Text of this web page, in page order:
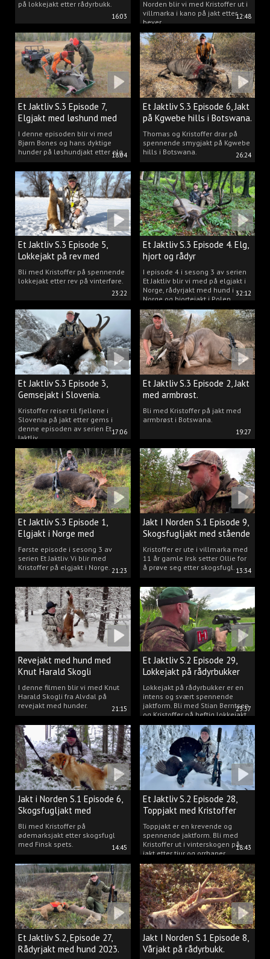
16:03
på lokkejakt etter rådyrbukk.
12:48
Norden blir vi med Kristoffer ut i
villmarka i kano på jakt etter
bever.
18:04
Et Jaktliv S.3 Episode 7,
Elgjakt med løshund med
Bjørn Bones.
I denne episoden blir vi med
Bjørn Bones og hans dyktige
hunder på løshundjakt etter elg.
26:24
Et Jaktliv S.3 Episode 6, Jakt
på Kgwebe hills i Botswana.
Thomas og Kristoffer drar på
spennende smygjakt på Kgwebe
hills i Botswana.
23:22
Et Jaktliv S.3 Episode 5,
Lokkejakt på rev med
Kristoffer Clausen
Bli med Kristoffer på spennende
lokkejakt etter rev på vinterføre.
32:12
Et Jaktliv S.3 Episode 4. Elg,
hjort og rådyr
I episode 4 i sesong 3 av serien
Et Jaktliv blir vi med på elgjakt i
Norge, rådyrjakt med hund i
Norge og hjortejakt i Polen.
17:06
Et Jaktliv S.3 Episode 3,
Gemsejakt i Slovenia.
Kristoffer reiser til fjellene i
Slovenia på jakt etter gems i
denne episoden av serien Et
Jaktliv.
19:27
Et Jaktliv S.3 Episode 2, Jakt
med armbrøst.
Bli med Kristoffer på jakt med
armbrøst i Botswana.
21:23
Et Jaktliv S.3 Episode 1,
Elgjakt i Norge med
Kristoffer Clausen
Første episode i sesong 3 av
serien Et Jaktliv. Vi blir med
Kristoffer på elgjakt i Norge.
13:34
Jakt I Norden S.1 Episode 9,
Skogsfugljakt med stående
hund.
Kristoffer er ute i villmarka med
11 år gamle Irsk setter Ollie for
å prøve seg etter skogsfugl.
21:15
Revejakt med hund med
Knut Harald Skogli
I denne filmen blir vi med Knut
Harald Skogli fra Alvdal på
revejakt med hunder.
23:37
Et Jaktliv S.2 Episode 29,
Lokkejakt på rådyrbukker
med Stian og Kristoffer
Lokkejakt på rådyrbukker er en
intens og svært spennende
jaktform. Bli med Stian Berntsen
og Kristoffer på heftig lokkejakt.
14:45
Jakt i Norden S.1 Episode 6,
Skogsfugljakt med
spetshund.
Bli med Kristoffer på
ødemarksjakt etter skogsfugl
med Finsk spets.
18:43
Et Jaktliv S.2 Episode 28,
Toppjakt med Kristoffer
Clausen
Toppjakt er en krevende og
spennende jaktform. Bli med
Kristoffer ut i vinterskogen på
jakt etter tiur og orrhaner.
Et Jaktliv S.2, Episode 27,
Rådyrjakt med hund 2023.
Jakt I Norden S.1 Episode 8,
Vårjakt på rådyrbukk.